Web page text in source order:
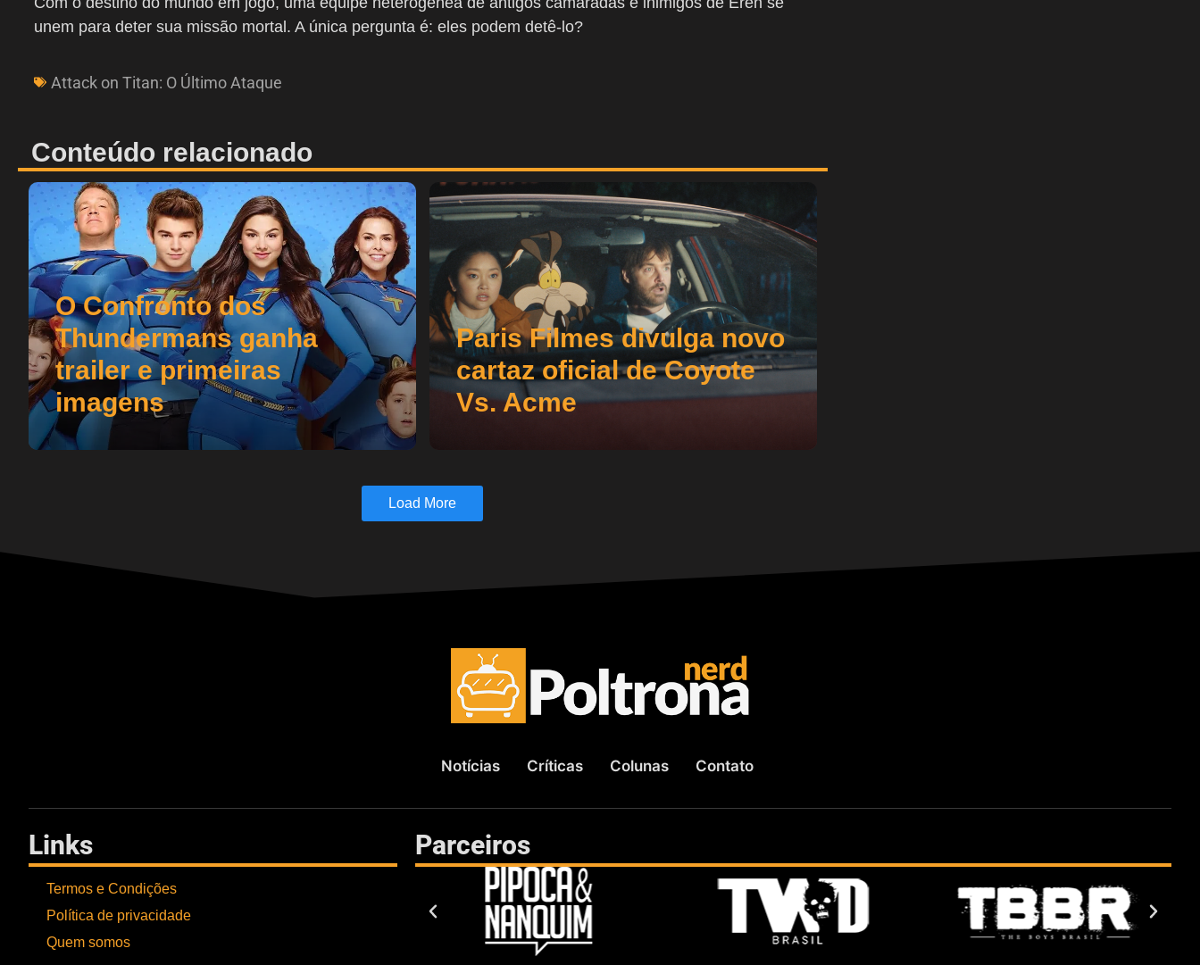
unem para deter sua missão mortal. A única pergunta é: eles podem detê-lo?
Attack on Titan: O Último Ataque
Conteúdo relacionado
O Confronto dos
Thundermans ganha
trailer e primeiras
imagens
Paris Filmes divulga novo
cartaz oficial de Coyote
Vs. Acme
Load More
Notícias Críticas Colunas Contato
Links
Termos e Condições
Política de privacidade
Quem somos
Parceiros